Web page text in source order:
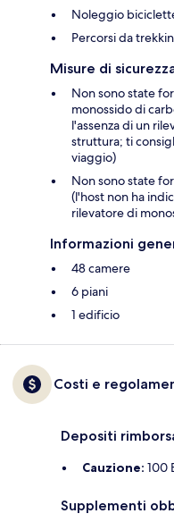
Noleggio
Percorsi da
Misure di
Non sono state
monossido di
l'assenza di un
struttura; ti
viaggio)
Non sono state
(l'host non ha
rilevatore di
Informazioni
48 camere
6 piani
1 edificio
Costi e
Depositi
Cauzione: 100
Supplementi